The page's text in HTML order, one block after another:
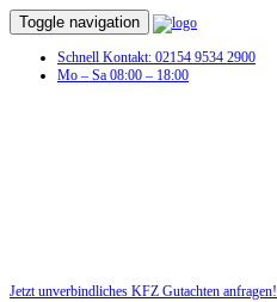
Toggle navigation
Schnell Kontakt: 02154 9534 2900
Mo – Sa 08:00 – 18:00
Jetzt unverbindliches KFZ Gutachten anfragen!